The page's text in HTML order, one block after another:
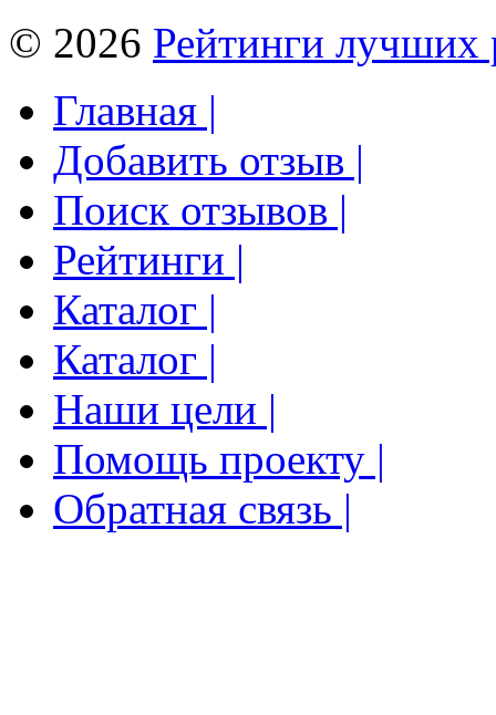
© 2026 Рейтинги лучших
Главная |
Добавить отзыв |
Поиск отзывов |
Рейтинги |
Каталог |
Каталог |
Наши цели |
Помощь проекту |
Обратная связь |